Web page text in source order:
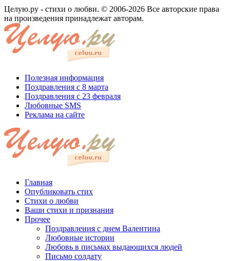
Целую.ру - стихи о любви. © 2006-2026 Все авторские права
на произведения принадлежат авторам.
Полезная информация
Поздравления с 8 марта
Поздравления с 23 февраля
Любовные SMS
Реклама на сайте
Главная
Опубликовать стих
Стихи о любви
Ваши стихи и признания
Прочее
Поздравления с днем Валентина
Любовные истории
Любовь в письмах выдающихся людей
Письмо солдату